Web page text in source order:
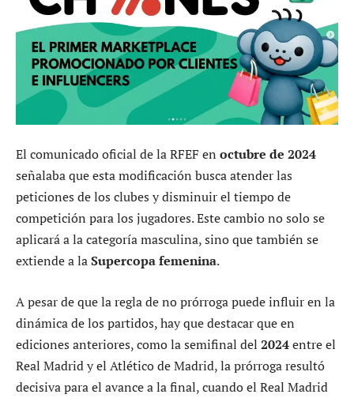
El comunicado oficial de la RFEF en octubre de 2024
señalaba que esta modificación busca atender las
peticiones de los clubes y disminuir el tiempo de
competición para los jugadores. Este cambio no solo se
aplicará a la categoría masculina, sino que también se
extiende a laSupercopa femenina.
A pesar de que la regla de no prórroga puede influir en la
dinámica de los partidos, hay que destacar que en
ediciones anteriores, como la semifinal del 2024entre el
Real Madrid y el Atlético de Madrid, la prórroga resultó
decisiva para el avance a la final, cuando el Real Madrid